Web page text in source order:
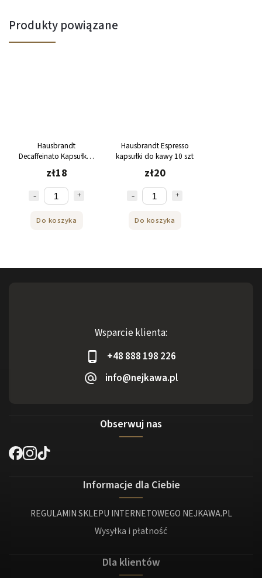
Produkty powiązane
Hausbrandt
Decaffeinato Kapsułki z
kawą bezkofeinową 10
szt
zł18
Do koszyka
Hausbrandt Espresso
kapsułki do kawy 10 szt
zł20
Do koszyka
Wsparcie klienta:
+48 888 198 226
info@nejkawa.pl
Obserwuj nas
Informacje dla Ciebie
REGULAMIN SKLEPU INTERNETOWEGO NEJKAWA.PL
Wysyłka i płatność
Dla klientów